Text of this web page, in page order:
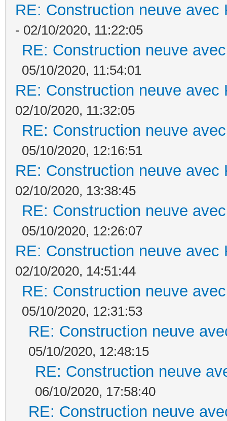
RE: Construction neuve avec
- 02/10/2020, 11:22:05
RE: Construction neuve
05/10/2020, 11:54:01
RE: Construction neuve avec
02/10/2020, 11:32:05
RE: Construction neuve
05/10/2020, 12:16:51
RE: Construction neuve avec
02/10/2020, 13:38:45
RE: Construction neuve
05/10/2020, 12:26:07
RE: Construction neuve avec
02/10/2020, 14:51:44
RE: Construction neuve
05/10/2020, 12:31:53
RE: Construction neuve
05/10/2020, 12:48:15
RE: Construction neuve
06/10/2020, 17:58:40
RE: Construction neuve